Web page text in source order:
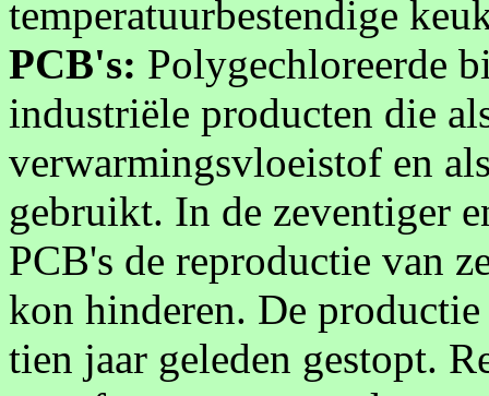
temperatuurbestendige
PCB's: Polygechloreerde
industriële producten die
verwarmingsvloeistof en
gebruikt. In de zeventiger
PCB's de reproductie van
kon hinderen. De
tien jaar geleden gestopt.